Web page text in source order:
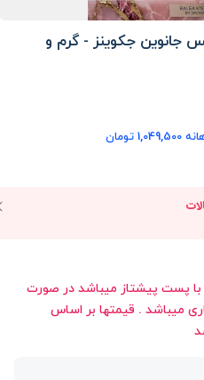
جانوین جکوینز - گرم و
5 روز کاری با پست پیشتاز میباشد در صورت
میباشد . قیمتها بر اساس